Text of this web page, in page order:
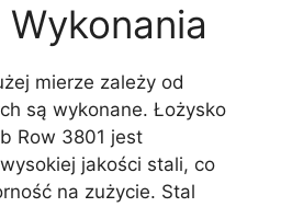
Wykonania
mierze zależy od
są wykonane. Łożysko
Row 3801 jest
jakości stali, co
na zużycie. Stal